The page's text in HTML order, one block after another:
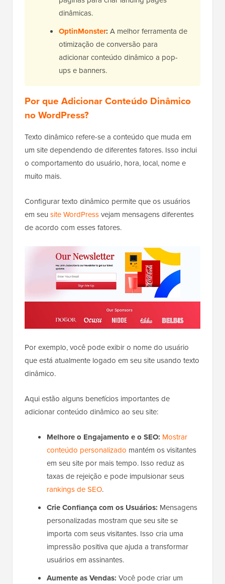
dinâmicas.
OptinMonster: A melhor ferramenta de
otimização de conversão para
adicionar conteúdo dinâmico a pop-
ups e banners.
Por que Adicionar Conteúdo Dinâmico
no WordPress?
Texto dinâmico refere-se a conteúdo que muda em
um site dependendo de diferentes fatores. Isso inclui
o comportamento do usuário, hora, local, nome e
muito mais.
Configurar texto dinâmico permite que os usuários
em seu site WordPressvejam mensagens diferentes
de acordo com esses fatores.
Por exemplo, você pode exibir o nome do usuário
que está atualmente logado em seu site usando texto
dinâmico.
Aqui estão alguns benefícios importantes de
adicionar conteúdo dinâmico ao seu site:
Melhore o Engajamento e o SEO: Mostrar
conteúdo personalizado mantém os visitantes
em seu site por mais tempo. Isso reduz as
taxas de rejeição e pode impulsionar seus
rankings de SEO.
Crie Confiança com os Usuários: Mensagens
personalizadas mostram que seu site se
importa com seus visitantes. Isso cria uma
impressão positiva que ajuda a transformar
usuários em assinantes.
Aumente as Vendas: Você pode criar um